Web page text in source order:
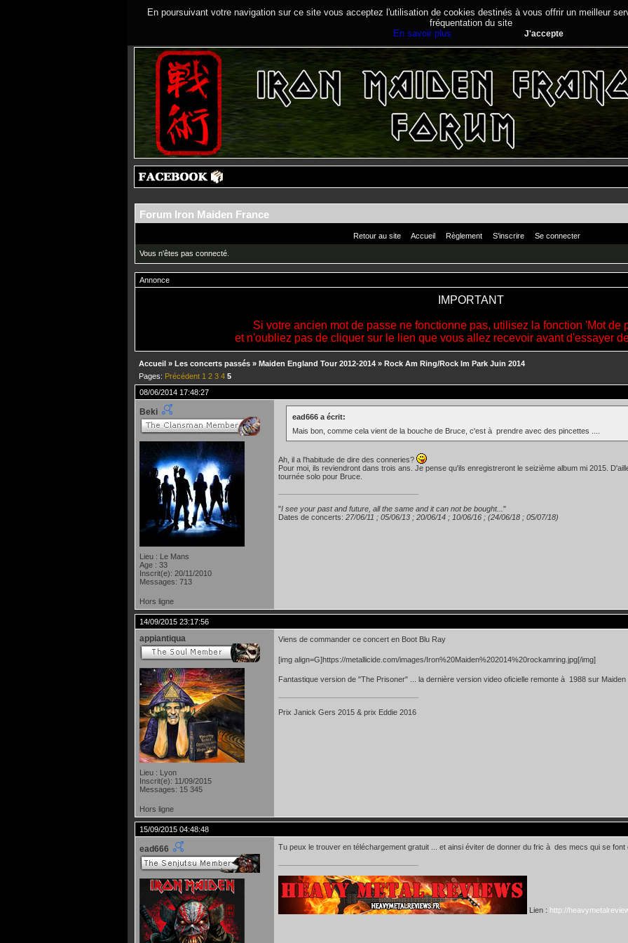
En poursuivant votre navigation sur ce site vous acceptez l'utilisation de cookies destinés à vous offrir un meilleur
fréquentation du site
En savoir plus
J'accepte
Forum Iron Maiden France
Retour au site Accueil Règlement S'inscrire Se connecter
Vous n'êtes pas connecté.
Annonce
IMPORTANT
Si votre ancien mot de passe ne fonctionne pas, utilisez la fonction 'Mot de
et n'oubliez pas de cliquer sur le lien que vous allez recevoir avant d'essayer
Accueil » Les concerts passés » Maiden England Tour 2012-2014 » Rock Am Ring/Rock Im Park Juin 2014
Pages: Précédent 1 2 3 4 5
08/06/2014 17:48:27
Beki
Lieu : Le Mans
Age : 33
Inscrit(e): 20/11/2010
Messages: 713
ead666 a écrit:
Mais bon, comme cela vient de la bouche de Bruce, c'est à prendre avec des pincettes ....
Ah, il a l'habitude de dire des conneries?
Pour moi, ils reviendront dans trois ans. Je pense qu'ils enregistreront le seizième album mi 2015.
tournée solo pour Bruce.
"I see your past and future, all the same and it can not be bought... "
Dates de concerts: 27/06/11 ; 05/06/13 ; 20/06/14 ; 10/06/16 ; (24/06/18 ; 05/07/18)
Hors ligne
14/09/2015 23:17:56
appiantiqua
Lieu : Lyon
Inscrit(e): 11/09/2015
Messages: 15 345
Viens de commander ce concert en Boot Blu Ray
[img align=G]https://metallicide.com/images/Iron%20Maiden%202014%20rockamring.jpg[/img]
Fantastique version de "The Prisoner" ... la dernière version video oficielle remonte à 1988 sur Maiden
Prix Janick Gers 2015 & prix Eddie 2016
Hors ligne
15/09/2015 04:48:48
ead666 Tu peux le trouver en téléchargement gratuit ... et ainsi éviter de donner du fric à des mecs qui se font
Lien : http://